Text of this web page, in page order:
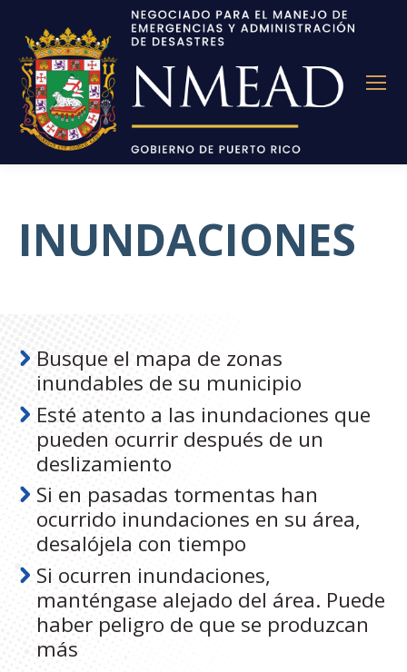
INUNDACIONES
Busque el mapa de zonas
inundables de su municipio
Esté atento a las inundaciones que
pueden ocurrir después de un
deslizamiento
Si en pasadas tormentas han
ocurrido inundaciones en su área,
desalójela con tiempo
Si ocurren inundaciones,
manténgase alejado del área. Puede
haber peligro de que se produzcan
más